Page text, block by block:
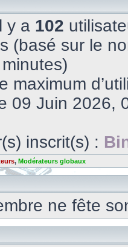
y a 102
(basé sur le
maximum
09 Juin 2026,
inscrit(s) :
, Modérateurs globaux
ne fête